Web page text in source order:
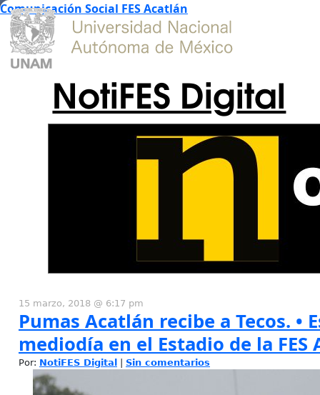
Comunicación Social FES Acatlán
NotiFES Digital
15 marzo, 2018 @ 6:17 pm
Pumas Acatlán recibe a Tecos. •
mediodía en el Estadio de la FES
Por: NotiFES Digital Sin comentarios